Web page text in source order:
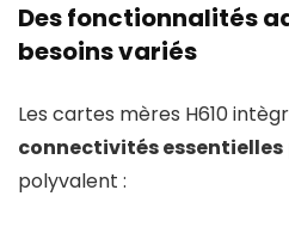
Des fonctionnalités
besoins variés
Les cartes mères H610
connectivités essentielles
polyvalent :